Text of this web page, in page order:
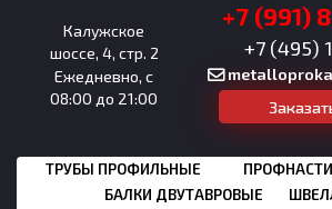
Калужское
шоссе, 4, стр. 2
Ежедневно, с
08:00 до 21:00
+7 (991)
+7 (495)
ТРУБЫ ПРОФИЛЬНЫЕ
БАЛКИ ДВУТАВРОВЫЕ